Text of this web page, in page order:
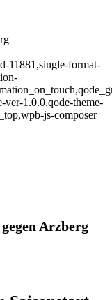
11881,single-format-
ver-1.0.0,qode-theme-
js-composer
Arzberg